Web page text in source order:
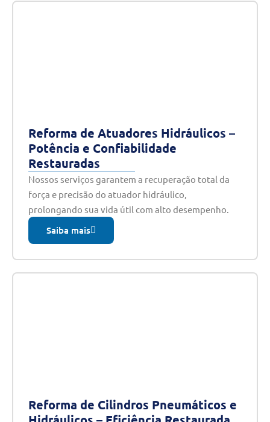
Reforma de Atuadores Hidráulicos –
Potência e Confiabilidade
Restauradas
Nossos serviços garantem a recuperação total da
força e precisão do atuador hidráulico,
prolongando sua vida útil com alto desempenho.
Saiba mais
Reforma de Cilindros Pneumáticos e